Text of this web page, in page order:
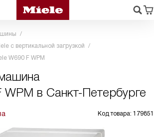
с вертикальной загрузкой
W690 F WPM
WPM в Санкт-Петербурге
Код товара: 179851